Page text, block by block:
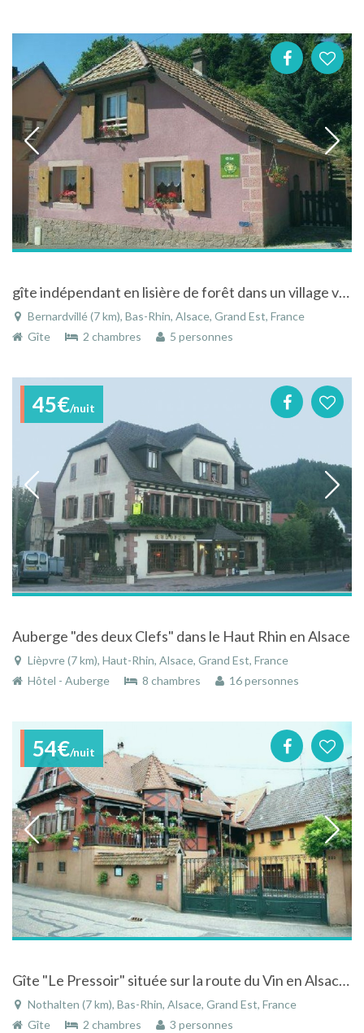
gîte indépendant en lisière de forêt dans un village viticole situé sur la route des vins
Bernardvillé (7 km), Bas-Rhin, Alsace, Grand Est, France
Gîte
2 chambres 5 personnes
45€/nuit
Auberge "des deux Clefs" dans le Haut Rhin en Alsace
Lièpvre (7 km), Haut-Rhin, Alsace, Grand Est, France
Hôtel - Auberge
8 chambres 16 personnes
54€/nuit
Gîte "Le Pressoir" située sur la route du Vin en Alsace centrale
Nothalten (7 km), Bas-Rhin, Alsace, Grand Est, France
Gîte
2 chambres 3 personnes